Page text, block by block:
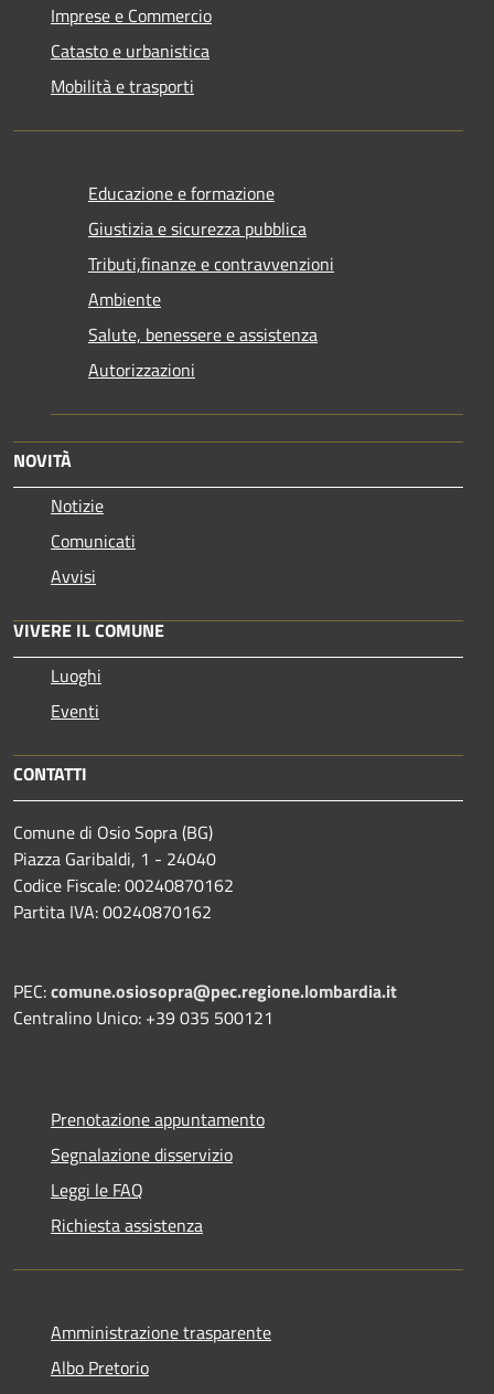
Imprese e Commercio
Catasto e urbanistica
Mobilità e trasporti
Educazione e formazione
Giustizia e sicurezza pubblica
Tributi,finanze e contravvenzioni
Ambiente
Salute, benessere e assistenza
Autorizzazioni
NOVITÀ
Notizie
Comunicati
Avvisi
VIVERE IL COMUNE
Luoghi
Eventi
CONTATTI
Comune di Osio Sopra (BG)
Piazza Garibaldi, 1 - 24040
Codice Fiscale: 00240870162
Partita IVA: 00240870162
PEC:comune.osiosopra@pec.regione.lombardia.it
Centralino Unico: +39 035 500121
Prenotazione appuntamento
Segnalazione disservizio
Leggi le FAQ
Richiesta assistenza
Amministrazione trasparente
Albo Pretorio